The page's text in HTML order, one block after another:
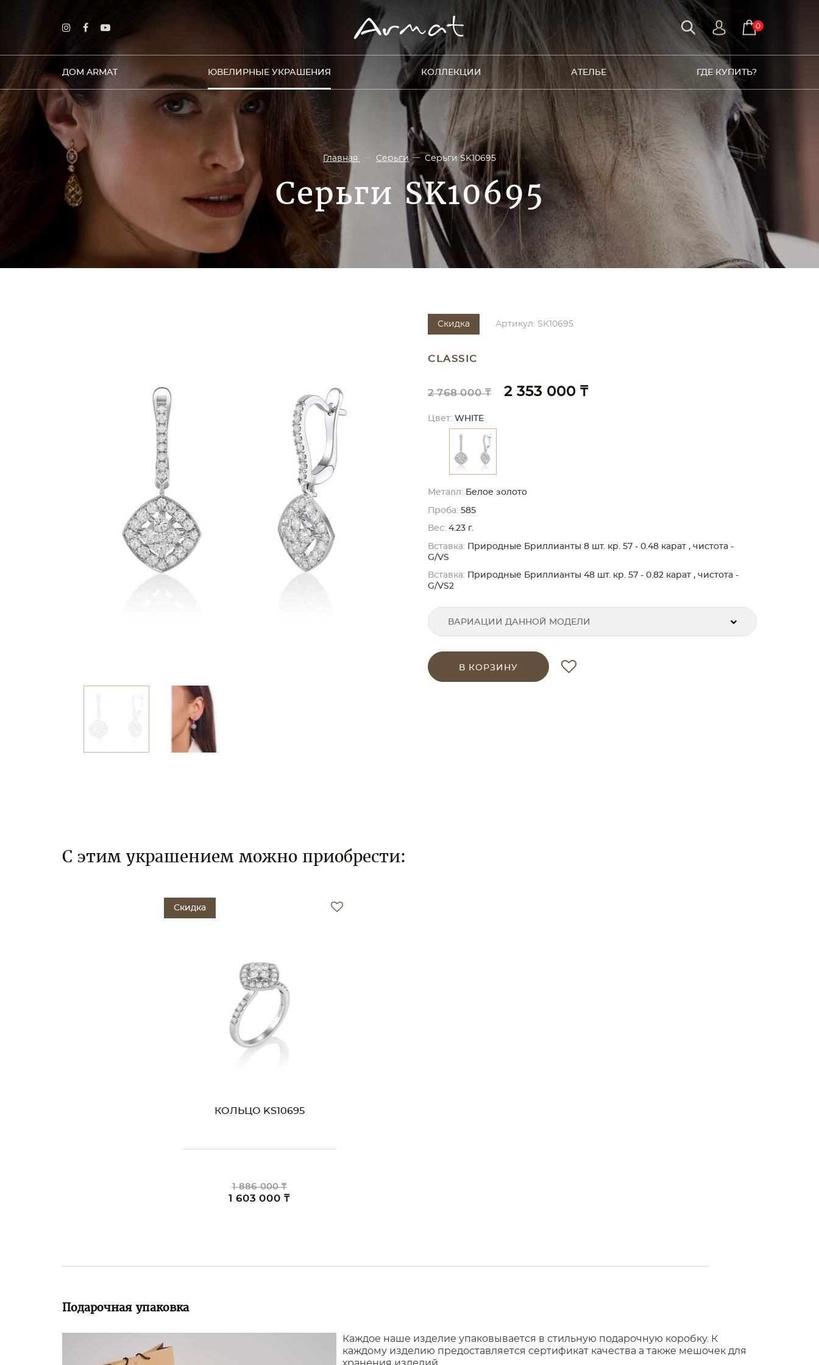
0
ДОМ ARMAT ЮВЕЛИРНЫЕ УКРАШЕНИЯ КОЛЛЕКЦИИ АТЕЛЬЕ ГДЕ КУПИТЬ?
Главная Серьги Серьги SK10695
Серьги SK10695
Скидка Артикул: SK10695
CLASSIC
2 768 000 ₸ 2 353 000 ₸
Цвет: WHITE
Металл: Белое золото
Проба: 585
Вес: 4.23 г.
Вставка: Природные Бриллианты 8 шт. кр. 57 - 0.48 карат , чистота -
G/VS
Вставка: Природные Бриллианты 48 шт. кр. 57 - 0.82 карат , чистота -
G/VS2
ВАРИАЦИИ ДАННОЙ МОДЕЛИ
В КОРЗИНУ
С этим украшением можно приобрести:
Скидка
КОЛЬЦО KS10695
1 886 000 ₸
1 603 000 ₸
Подарочная упаковка
Каждое наше изделие упаковывается в стильную подарочную коробку. К
каждому изделию предоставляется сертификат качества а также мешочек для